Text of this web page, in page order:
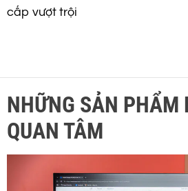
cấp vượt trội
NHỮNG SẢN PHẨM
QUAN TÂM